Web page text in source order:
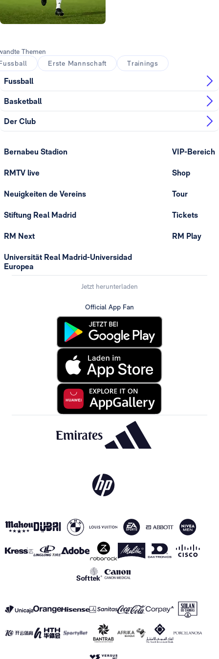
Themen
Erste Mannschaft Trainings
Fussball
Basketball
Der Club
Bernabeu Stadion
RMTV live
Neuigkeiten de Vereins
Stiftung Real Madrid
RM Next
Universität Real Madrid-Universidad
Europea
VIP-Bereich
Shop
Tour
Tickets
RM Play
Jetzt herunterladen
Official App Fan